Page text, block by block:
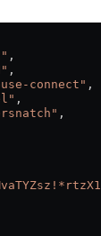
,
,
connect" ,
,
,